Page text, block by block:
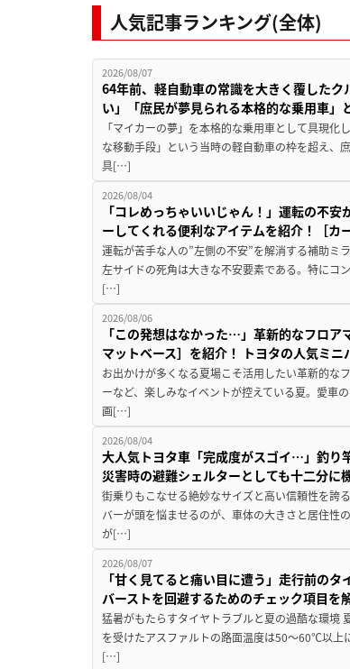
人気記事ランキング(全体)
2026/08/07
64年前、軽自動車の常識を大きく覆した
い」「庶民が夢見られる本格的な乗用車」
「マイカーの夢」を本格的な乗用車として具現
な移動手段」という当時の軽自動車の枠を超え、
具[…]
2026/08/04
「コレめっちゃいいじゃん！」運転の不
ーしてくれる便利なアイテムを紹介！［カ
運転が苦手な人の”左側の不安”を解消する補助ミ
左サイドの死角は大きな不安要素である。特にコ
[…]
2026/08/06
「この発想はなかった…」革新的なフロ
マットベース］を紹介！ トヨタの人気ミ
お出かけが多くなる夏場こそ活用したい革新的な
ーなど、楽しみなイベントが控えている夏。愛車
画[…]
2026/08/04
大人気トヨタ車「完成度がスゴイ…」釣り
災害時の避難シェルターとしても十二分に
街乗りもこなせる絶妙なサイズと高い信頼性を誇
バーが頭を悩ませるのが、車体の大きさと居住性
が[…]
2026/08/07
「甘く見てると痛い目に遭う」走行前の
バーストを回避するためのチェック項目を
猛暑がもたらすタイヤトラブルと夏の過酷な環境
を受けたアスファルトの路面温度は50〜60℃以上
[…]